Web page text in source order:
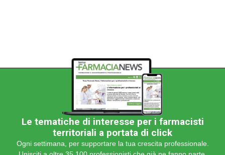
Le tematiche di interesse per i farmacisti
territoriali a portata di click
Ogni settimana, per supportare la tua crescita professionale.